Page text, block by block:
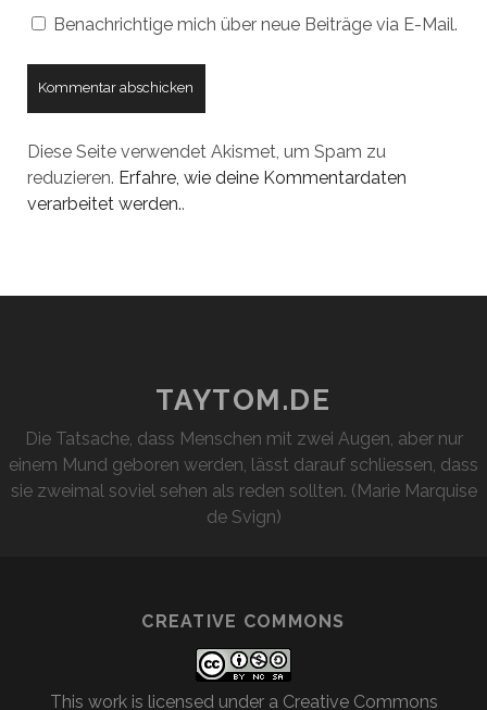
Benachrichtige mich über neue Beiträge via E-Mail.
Diese Seite verwendet Akismet, um Spam zu
reduzieren. Erfahre, wie deine Kommentardaten
verarbeitet werden..
TAYTOM.DE
Die Tatsache, dass Menschen mit zwei Augen, aber nur
einem Mund geboren werden, lässt darauf schliessen, dass
sie zweimal soviel sehen als reden sollten. (Marie Marquise
de Svign)
CREATIVE COMMONS
This work is licensed under a Creative Commons